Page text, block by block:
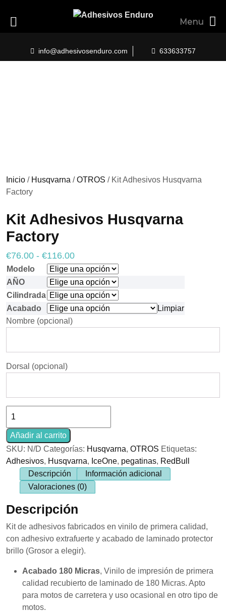
content
info@adhesivosenduro.com 633633757
Inicio / Husqvarna /OTROS / Kit Adhesivos Husqvarna
Factory
Kit Adhesivos Husqvarna
Factory
€76.00 - €116.00Rango
de
precios:
desde
€76.00
Modelo
AÑO
Cilindrada
Acabado
Limpiar
Nombre (opcional)
Dorsal (opcional)
Husqvarna
Factory
cantidad
Añadir al carrito
SKU: N/D Categorías: Husqvarna, OTROS Etiquetas:
Adhesivos, Husqvarna, IceOne, pegatinas, RedBull
Descripción
Información adicional
Valoraciones (0)
Descripción
Kit de adhesivos fabricados en vinilo de primera calidad,
con adhesivo extrafuerte y acabado de laminado protector
brillo (Grosor a elegir).
Acabado 180 Micras, Vinilo de impresión de primera
calidad recubierto de laminado de 180 Micras. Apto
para motos de carretera y uso ocasional en otro tipo de
motos.
Necesarias
Estas
cookies no
son
opcionales.
necesarias
web.
y estructura
de la web, en
base a cómo
se usa la
web.
Para que
nuestra web
funcione lo
mejor posible
visita. Si
cookies,
algunas
funcionalidades
desaparecerán
de la web.
Menu